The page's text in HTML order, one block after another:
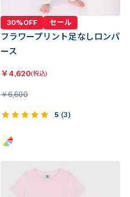
30%OFF セール
フラワープリント足なしロンパ
ース
￥ 4,620(税込)
￥6,600
5 (3)